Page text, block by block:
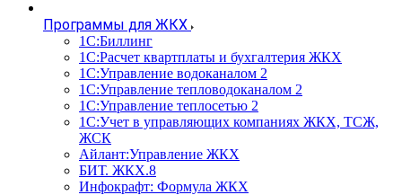
Программы для ЖКХ
1С:Биллинг
1С:Расчет квартплаты и бухгалтерия ЖКХ
1С:Управление водоканалом 2
1С:Управление тепловодоканалом 2
1С:Управление теплосетью 2
1С:Учет в управляющих компаниях ЖКХ, ТСЖ,
ЖСК
Айлант:Управление ЖКХ
БИТ. ЖКХ.8
Инфокрафт: Формула ЖКХ